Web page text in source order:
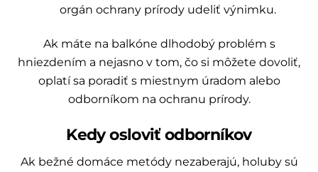
orgán ochrany prírody udeliť výnimku.
Ak máte na balkóne dlhodobý problém s
hniezdením a nejasno v tom, čo si môžete dovoliť,
oplatí sa poradiť s miestnym úradom alebo
odborníkom na ochranu prírody.
Kedy osloviť odborníkov
Ak bežné domáce metódy nezaberajú, holuby sú